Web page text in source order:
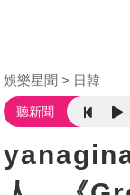
娛樂星聞 日韓
聽新聞